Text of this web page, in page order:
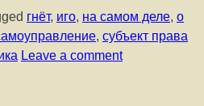
гнёт, иго, на самом деле, о
, субъект права
Leave a comment